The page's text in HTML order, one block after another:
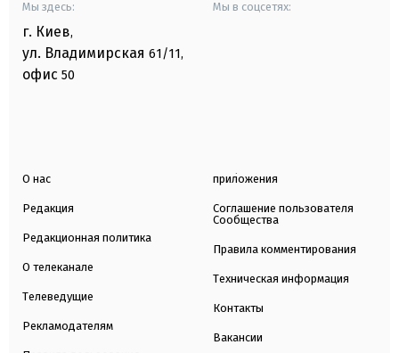
Мы здесь:
г. Киев,
ул. Владимирская 61/11,
офис 50
Мы в соцсетях:
О нас
Редакция
Редакционная политика
О телеканале
Телеведущие
Рекламодателям
приложения
Соглашение пользователя
Сообщества
Правила комментирования
Техническая информация
Контакты
Вакансии